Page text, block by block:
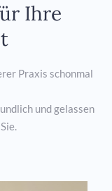
Ihre
Praxis schonmal
und gelassen